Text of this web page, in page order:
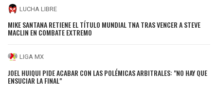
LUCHA LIBRE
MIKE SANTANA RETIENE EL TÍTULO MUNDIAL TNA TRAS VENCER A STEVE
MACLIN EN COMBATE EXTREMO
LIGA MX
JOEL HUIQUI PIDE ACABAR CON LAS POLÉMICAS ARBITRALES: "NO HAY QUE
ENSUCIAR LA FINAL"